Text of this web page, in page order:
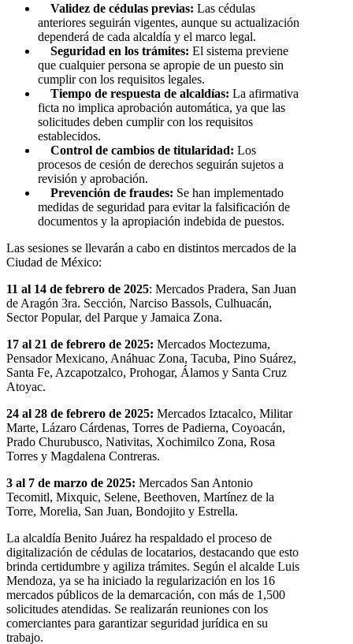
Validez de cédulas previas: Las cédulas
anteriores seguirán vigentes, aunque su actualización
dependerá de cada alcaldía y el marco legal.
Seguridad en los trámites: El sistema previene
que cualquier persona se apropie de un puesto sin
cumplir con los requisitos legales.
Tiempo de respuesta de alcaldías: La afirmativa
ficta no implica aprobación automática, ya que las
solicitudes deben cumplir con los requisitos
establecidos.
Control de cambios de titularidad: Los
procesos de cesión de derechos seguirán sujetos a
revisión y aprobación.
Prevención de fraudes: Se han implementado
medidas de seguridad para evitar la falsificación de
documentos y la apropiación indebida de puestos.
Las sesiones se llevarán a cabo en distintos mercados de la
Ciudad de México:
11 al 14 de febrero de 2025: Mercados Pradera, San Juan
de Aragón 3ra. Sección, Narciso Bassols, Culhuacán,
Sector Popular, del Parque y Jamaica Zona.
17 al 21 de febrero de 2025: Mercados Moctezuma,
Pensador Mexicano, Anáhuac Zona, Tacuba, Pino Suárez,
Santa Fe, Azcapotzalco, Prohogar, Álamos y Santa Cruz
Atoyac.
24 al 28 de febrero de 2025: Mercados Iztacalco, Militar
Marte, Lázaro Cárdenas, Torres de Padierna, Coyoacán,
Prado Churubusco, Nativitas, Xochimilco Zona, Rosa
Torres y Magdalena Contreras.
3 al 7 de marzo de 2025: Mercados San Antonio
Tecomitl, Mixquic, Selene, Beethoven, Martínez de la
Torre, Morelia, San Juan, Bondojito y Estrella.
La alcaldía Benito Juárez ha respaldado el proceso de
digitalización de cédulas de locatarios, destacando que esto
brinda certidumbre y agiliza trámites. Según el alcalde Luis
Mendoza, ya se ha iniciado la regularización en los 16
mercados públicos de la demarcación, con más de 1,500
solicitudes atendidas. Se realizarán reuniones con los
comerciantes para garantizar seguridad jurídica en su
trabajo.